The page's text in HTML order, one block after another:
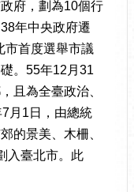
府，劃為10個行
年中央政府遷
市首度選舉市議
。55年12月31
且為全臺政治、
月1日，由總統
的景美、木柵、
入臺北市。此